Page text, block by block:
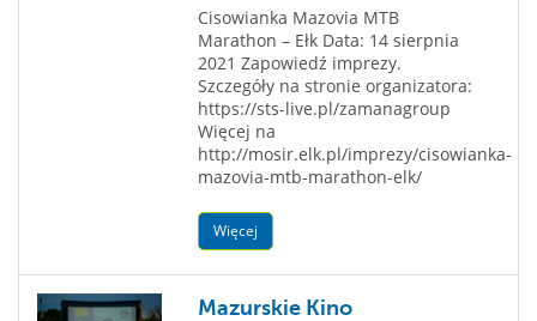
Cisowianka Mazovia MTB
Marathon – Ełk Data: 14 sierpnia
2021 Zapowiedź imprezy.
Szczegóły na stronie organizatora:
https://sts-live.pl/zamanagroup
Więcej na
http://mosir.elk.pl/imprezy/cisowianka-
mazovia-mtb-marathon-elk/
Więcej
Mazurskie Kino